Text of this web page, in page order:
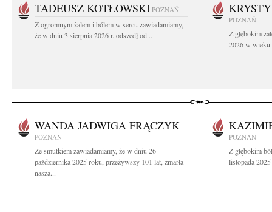
TADEUSZ KOTŁOWSKI POZNAŃ
Z ogromnym żalem i bólem w sercu zawiadamiamy,
że w dniu 3 sierpnia 2026 r. odszedł od...
POZNAŃ
Z głębokim
2026 w wieku
WANDA JADWIGA FRĄCZYK
POZNAŃ
Ze smutkiem zawiadamiamy, że w dniu 26
października 2025 roku, przeżywszy 101 lat, zmarła
nasza...
POZNAŃ
Z głębokim
listopada 2025